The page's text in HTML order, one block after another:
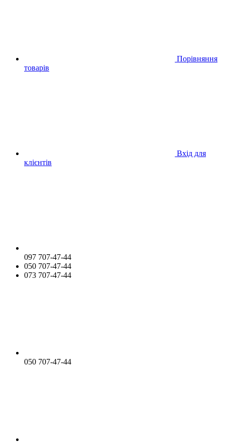
Порівняння
товарів
Вхід для
клієнтів
097 707-47-44
050 707-47-44
073 707-47-44
050 707-47-44